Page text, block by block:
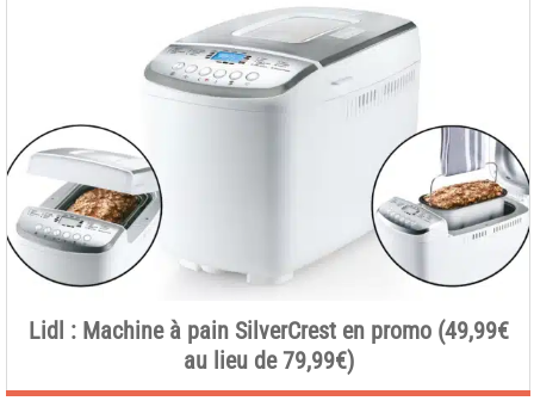
Lidl : Machine à pain SilverCrest en promo (49,99€
au lieu de 79,99€)